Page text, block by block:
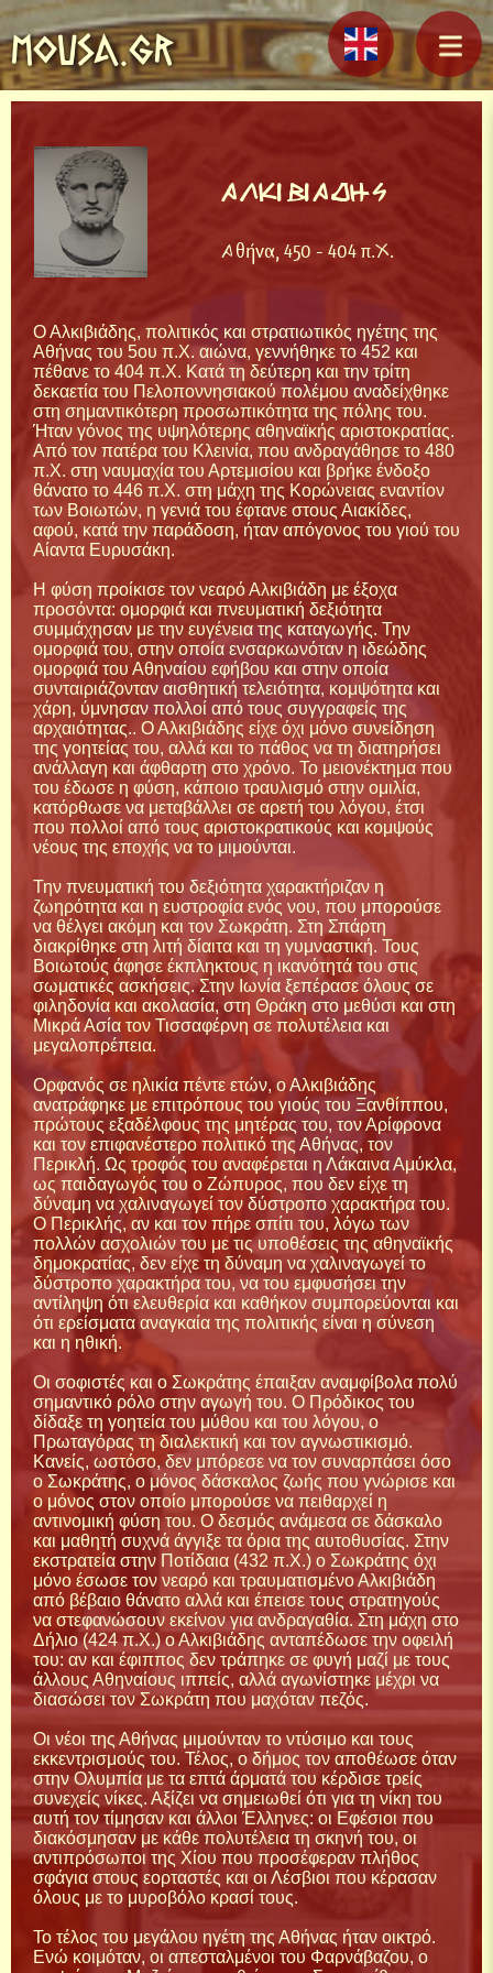
MOUSA.GR
ΑΛΚΙΒΙΑΔΗΣ
Αθήνα, 450 - 404 π.Χ.
Ο Αλκιβιάδης, πολιτικός και στρατιωτικός ηγέτης της
Αθήνας του 5ου π.Χ. αιώνα, γεννήθηκε το 452 και
πέθανε το 404 π.Χ. Κατά τη δεύτερη και την τρίτη
δεκαετία του Πελοποννησιακού πολέμου αναδείχθηκε
στη σημαντικότερη προσωπικότητα της πόλης του.
Ήταν γόνος της υψηλότερης αθηναϊκής αριστοκρατίας.
Από τον πατέρα του Κλεινία, που ανδραγάθησε το 480
π.Χ. στη ναυμαχία του Αρτεμισίου και βρήκε ένδοξο
θάνατο το 446 π.Χ. στη μάχη της Κορώνειας εναντίον
των Βοιωτών, η γενιά του έφτανε στους Αιακίδες,
αφού, κατά την παράδοση, ήταν απόγονος του γιού του
Αίαντα Ευρυσάκη.
Η φύση προίκισε τον νεαρό Αλκιβιάδη με έξοχα
προσόντα: ομορφιά και πνευματική δεξιότητα
συμμάχησαν με την ευγένεια της καταγωγής. Την
ομορφιά του, στην οποία ενσαρκωνόταν η ιδεώδης
ομορφιά του Αθηναίου εφήβου και στην οποία
συνταιριάζονταν αισθητική τελειότητα, κομψότητα και
χάρη, ύμνησαν πολλοί από τους συγγραφείς της
αρχαιότητας.. Ο Αλκιβιάδης είχε όχι μόνο συνείδηση
της γοητείας του, αλλά και το πάθος να τη διατηρήσει
ανάλλαγη και άφθαρτη στο χρόνο. Το μειονέκτημα που
του έδωσε η φύση, κάποιο τραυλισμό στην ομιλία,
κατόρθωσε να μεταβάλλει σε αρετή του λόγου, έτσι
που πολλοί από τους αριστοκρατικούς και κομψούς
νέους της εποχής να το μιμούνται.
Την πνευματική του δεξιότητα χαρακτήριζαν η
ζωηρότητα και η ευστροφία ενός νου, που μπορούσε
να θέλγει ακόμη και τον Σωκράτη. Στη Σπάρτη
διακρίθηκε στη λιτή δίαιτα και τη γυμναστική. Τους
Βοιωτούς άφησε έκπληκτους η ικανότητά του στις
σωματικές ασκήσεις. Στην Ιωνία ξεπέρασε όλους σε
φιληδονία και ακολασία, στη Θράκη στο μεθύσι και στη
Μικρά Ασία τον Τισσαφέρνη σε πολυτέλεια και
μεγαλοπρέπεια.
Ορφανός σε ηλικία πέντε ετών, ο Αλκιβιάδης
ανατράφηκε με επιτρόπους του γιούς του Ξανθίππου,
πρώτους εξαδέλφους της μητέρας του, τον Αρίφρονα
και τον επιφανέστερο πολιτικό της Αθήνας, τον
Περικλή. Ως τροφός του αναφέρεται η Λάκαινα Αμύκλα,
ως παιδαγωγός του ο Ζώπυρος, που δεν είχε τη
δύναμη να χαλιναγωγεί τον δύστροπο χαρακτήρα του.
Ο Περικλής, αν και τον πήρε σπίτι του, λόγω των
πολλών ασχολιών του με τις υποθέσεις της αθηναϊκής
δημοκρατίας, δεν είχε τη δύναμη να χαλιναγωγεί το
δύστροπο χαρακτήρα του, να του εμφυσήσει την
αντίληψη ότι ελευθερία και καθήκον συμπορεύονται και
ότι ερείσματα αναγκαία της πολιτικής είναι η σύνεση
και η ηθική.
Οι σοφιστές και ο Σωκράτης έπαιξαν αναμφίβολα πολύ
σημαντικό ρόλο στην αγωγή του. Ο Πρόδικος του
δίδαξε τη γοητεία του μύθου και του λόγου, ο
Πρωταγόρας τη διαλεκτική και τον αγνωστικισμό.
Κανείς, ωστόσο, δεν μπόρεσε να τον συναρπάσει όσο
ο Σωκράτης, ο μόνος δάσκαλος ζωής που γνώρισε και
ο μόνος στον οποίο μπορούσε να πειθαρχεί η
αντινομική φύση του. Ο δεσμός ανάμεσα σε δάσκαλο
και μαθητή συχνά άγγιξε τα όρια της αυτοθυσίας. Στην
εκστρατεία στην Ποτίδαια (432 π.Χ.) ο Σωκράτης όχι
μόνο έσωσε τον νεαρό και τραυματισμένο Αλκιβιάδη
από βέβαιο θάνατο αλλά και έπεισε τους στρατηγούς
να στεφανώσουν εκείνον για ανδραγαθία. Στη μάχη στο
Δήλιο (424 π.Χ.) ο Αλκιβιάδης ανταπέδωσε την οφειλή
του: αν και έφιππος δεν τράπηκε σε φυγή μαζί με τους
άλλους Αθηναίους ιππείς, αλλά αγωνίστηκε μέχρι να
διασώσει τον Σωκράτη που μαχόταν πεζός.
Οι νέοι της Αθήνας μιμούνταν το ντύσιμο και τους
εκκεντρισμούς του. Τέλος, ο δήμος τον αποθέωσε όταν
στην Ολυμπία με τα επτά άρματά του κέρδισε τρείς
συνεχείς νίκες. Αξίζει να σημειωθεί ότι για τη νίκη του
αυτή τον τίμησαν και άλλοι Έλληνες: οι Εφέσιοι που
διακόσμησαν με κάθε πολυτέλεια τη σκηνή του, οι
αντιπρόσωποι της Χίου που προσέφεραν πλήθος
σφάγια στους εορταστές και οι Λέσβιοι που κέρασαν
όλους με το μυροβόλο κρασί τους.
Το τέλος του μεγάλου ηγέτη της Αθήνας ήταν οικτρό.
Ενώ κοιμόταν, οι απεσταλμένοι του Φαρνάβαζου, ο